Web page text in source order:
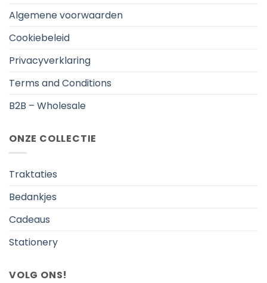
Algemene voorwaarden
Cookiebeleid
Privacyverklaring
Terms and Conditions
B2B – Wholesale
ONZE COLLECTIE
Traktaties
Bedankjes
Cadeaus
Stationery
VOLG ONS!